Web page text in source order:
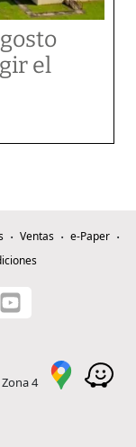
el
Ventas
e-Paper
4